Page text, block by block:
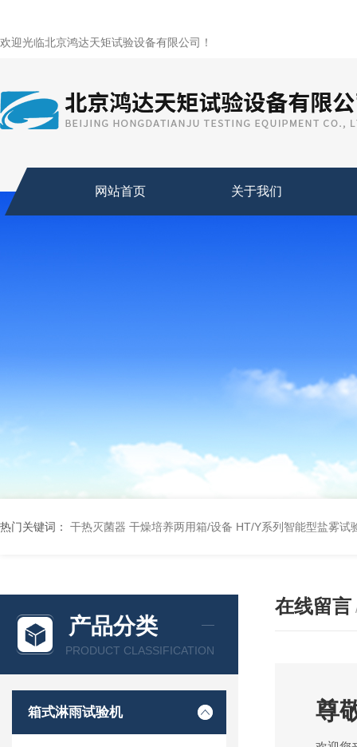
欢迎光临北京鸿达天矩试验设备有限公司！
网站首页 关于我们
热门关键词： 干热灭菌器 干燥培养两用箱/设备 HT/Y系列智能型盐雾试
产品分类
PRODUCT CLASSIFICATION
箱式淋雨试验机
在线留言
尊